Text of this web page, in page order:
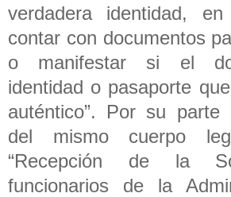
verdadera identidad,
contar con documentos
o manifestar si el
identidad o pasaporte
auténtico”. Por su
del mismo cuerpo
“Recepción de la
funcionarios de la